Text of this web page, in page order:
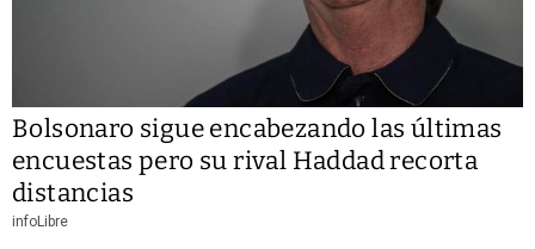
Bolsonaro sigue encabezando las últimas
encuestas pero su rival Haddad recorta
distancias
infoLibre